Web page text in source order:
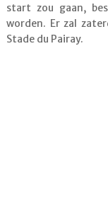
start zou gaan,
worden. Er zal
Stade du Pairay.